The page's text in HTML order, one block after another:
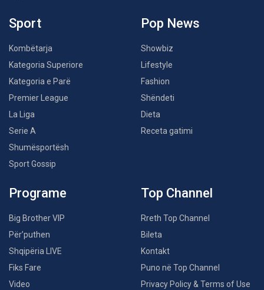
Sport
Kombëtarja
Kategoria Superiore
Kategoria e Parë
Premier League
La Liga
Serie A
Shumësportësh
Sport Gossip
Pop News
Showbiz
Lifestyle
Fashion
Shëndeti
Dieta
Receta gatimi
Programe
Big Brother VIP
Për’puthen
Shqipëria LIVE
Fiks Fare
Video
Top Channel
Rreth Top Channel
Bileta
Kontakt
Puno në Top Channel
Privacy Policy & Terms of Use